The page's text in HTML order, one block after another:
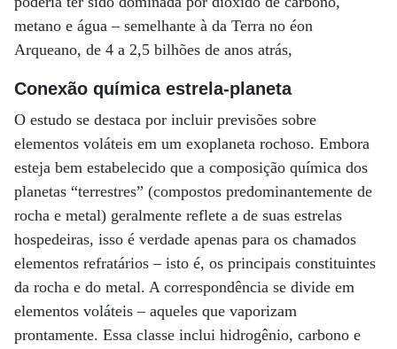
metano e água – semelhante à da Terra no éon
Arqueano, de 4 a 2,5 bilhões de anos atrás,
Conexão química estrela-planeta
O estudo se destaca por incluir previsões sobre
elementos voláteis em um exoplaneta rochoso. Embora
esteja bem estabelecido que a composição química dos
planetas “terrestres” (compostos predominantemente de
rocha e metal) geralmente reflete a de suas estrelas
hospedeiras, isso é verdade apenas para os chamados
elementos refratários – isto é, os principais constituintes
da rocha e do metal. A correspondência se divide em
elementos voláteis – aqueles que vaporizam
prontamente. Essa classe inclui hidrogênio, carbono e